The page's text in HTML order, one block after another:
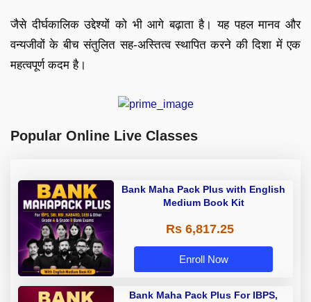
जैसे दीर्घकालिक उद्देश्यों को भी आगे बढ़ाता है। यह पहल मानव और
वन्यजीवों के बीच संतुलित सह-अस्तित्व स्थापित करने की दिशा में एक
महत्वपूर्ण कदम है।
Popular Online Live Classes
Bank Maha Pack Plus with English
Medium Book Kit
Rs 6,817.25
Enroll Now
Bank Maha Pack Plus For IBPS,